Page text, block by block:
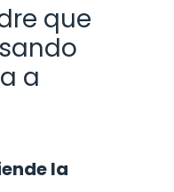
que
a
la